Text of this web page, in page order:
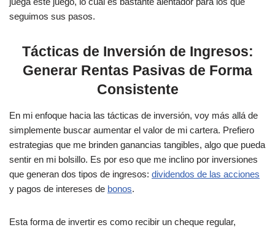
seguimos sus pasos.
Tácticas de Inversión de Ingresos:
Generar Rentas Pasivas de Forma
Consistente
En mi enfoque hacia las tácticas de inversión, voy más allá de
simplemente buscar aumentar el valor de mi cartera. Prefiero
estrategias que me brinden ganancias tangibles, algo que pueda
sentir en mi bolsillo. Es por eso que me inclino por inversiones
que generan dos tipos de ingresos: dividendos de las acciones
y pagos de intereses de bonos.
Esta forma de invertir es como recibir un cheque regular,